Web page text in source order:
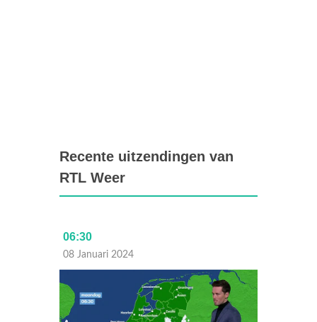
Recente uitzendingen van
RTL Weer
06:30
08 Januari 2024